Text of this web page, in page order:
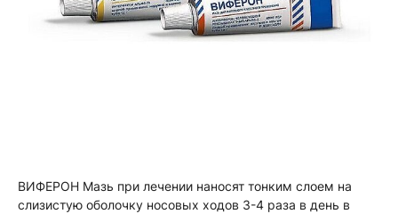
ВИФЕРОН Мазь при лечении наносят тонким слоем на
слизистую оболочку носовых ходов 3-4 раза в день в